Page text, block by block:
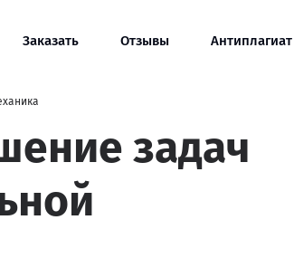
Заказать Отзывы Антиплагиат
задач